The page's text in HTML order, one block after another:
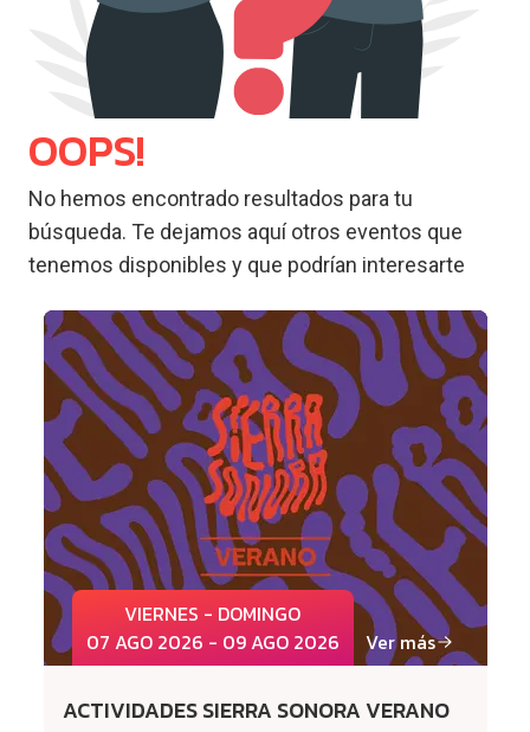
OOPS!
No hemos encontrado resultados para tu
búsqueda. Te dejamos aquí otros eventos que
tenemos disponibles y que podrían interesarte
VIERNES - DOMINGO
07 AGO 2026 - 09 AGO 2026
Ver más
ACTIVIDADES SIERRA SONORA VERANO